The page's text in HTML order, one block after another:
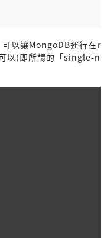
以讓MongoDB運行在r
以(即所謂的「single-n